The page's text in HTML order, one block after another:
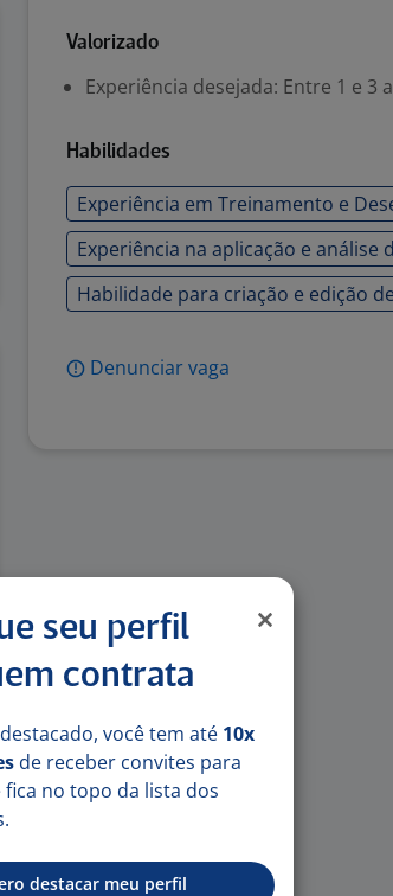
Valorizado
Experiência desejada: Entre 1 e 3
Habilidades
Experiência em Treinamento e
Experiência na aplicação e análise
Habilidade para criação e edição
Denunciar vaga
seu perfil
contrata
você tem até 10x
de receber convites para
no topo da lista dos
destacar meu perfil